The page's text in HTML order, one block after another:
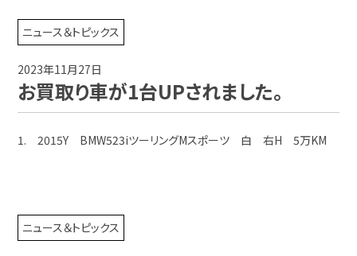
ニュース＆トピックス
2023年11月27日
お買取り車が1台UPされました。
1. 2015Y BMW523iツーリングMスポーツ 白 右H 5万KM
ニュース＆トピックス